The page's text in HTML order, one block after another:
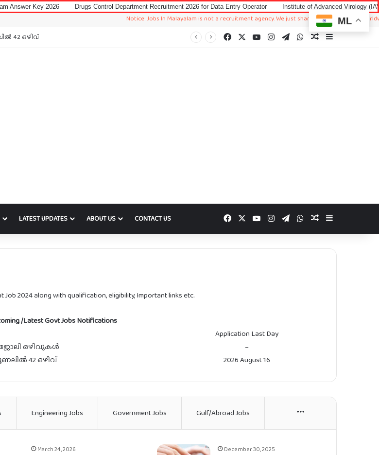
Drugs Control Department Recruitment 2026 for Data Entry Operator Institute of Advanced Virology (IAV) Notification
Notice: Jobs In Malayalam is not a recruitment agency. We just sharing available job in worldwide
42 ഒഴിവ് Facebook YouTubeInstagramTelegramWhatsAppRandom Article
LATEST UPDATES ABOUT US CONTACT US Facebook YouTubeInstagramTelegramWhatsAppRandom Article
2024 along with qualification, eligibility, Important links etc.
/Latest Govt Jobs Notifications
Application Last Day
ഒഴിവുകൾ
–
42 ഒഴിവ്
2026 August 16
Engineering Jobs Government Jobs Gulf/Abroad Jobs
March 24, 2026 December 30, 2025
ML